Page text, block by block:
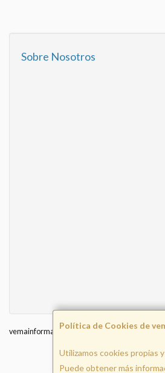
Política de Cookies de
Utilizamos cookies propias
Puede obtener más
Sobre Nosotros
vemainformatica.es © 2026